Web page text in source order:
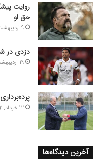
روایت
حق او
9 اردیبهشت, 1402
دزدی در
19 اردیبهشت, 1402
پرده‌برداری تاج از
12 خرداد, 1402
آخرین دیدگاه‌ها